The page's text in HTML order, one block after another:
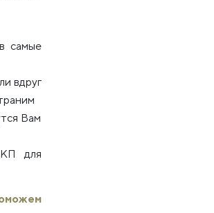
самые
вдруг
Вам
КП для